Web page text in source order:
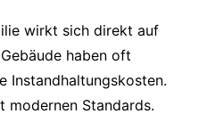
wirkt sich direkt auf
haben oft
Instandhaltungskosten.
modernen Standards.